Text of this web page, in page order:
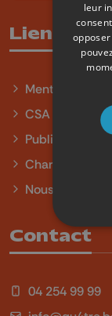
Liens
Mentions
CSA
Publicité
Charte sur
Nous contacter
Contact
04 254 99 99
leur
opposer